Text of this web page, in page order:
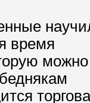
время